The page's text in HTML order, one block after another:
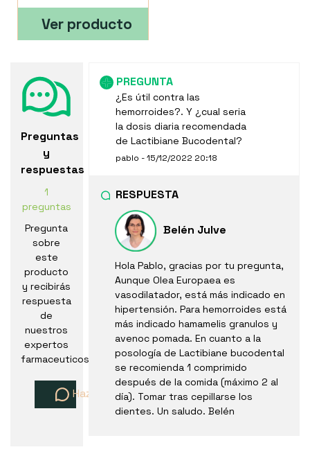
Ver producto
Preguntas
y
respuestas
1
preguntas
Pregunta
sobre
este
producto
y recibirás
respuesta
de
nuestros
expertos
farmaceuticos
Haz una pregunta
PREGUNTA
¿Es útil contra las
hemorroides?. Y ¿cual seria
la dosis diaria recomendada
de Lactibiane Bucodental?
pablo - 15/12/2022 20:18
RESPUESTA
Belén Julve
Hola Pablo, gracias por tu pregunta,
Aunque Olea Europaea es
vasodilatador, está más indicado en
hipertensión. Para hemorroides está
más indicado hamamelis granulos y
avenoc pomada. En cuanto a la
posología de Lactibiane bucodental
se recomienda 1 comprimido
después de la comida (máximo 2 al
día). Tomar tras cepillarse los
dientes. Un saludo. Belén